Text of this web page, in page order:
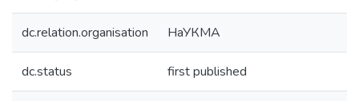
dc.relation.organisation НаУКМА
dc.status first published